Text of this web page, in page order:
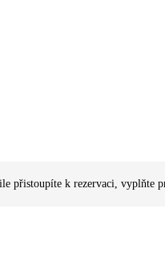
přistoupíte k rezervaci, vyplňte